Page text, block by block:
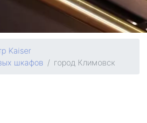
Kaiser
шкафов
город Климовск